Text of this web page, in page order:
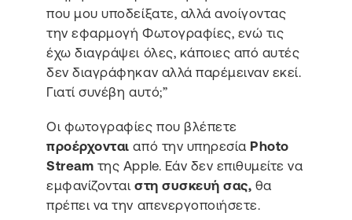
που μου υποδείξατε, αλλά ανοίγοντας
την εφαρμογή Φωτογραφίες, ενώ τις
έχω διαγράψει όλες, κάποιες από αυτές
δεν διαγράφηκαν αλλά παρέμειναν εκεί.
Γιατί συνέβη αυτό;”
Οι φωτογραφίες που βλέπετε
προέρχονται από την υπηρεσία Photo
Stream της Apple. Εάν δεν επιθυμείτε να
εμφανίζονται στη συσκευή σας, θα
πρέπει να την απενεργοποιήσετε.